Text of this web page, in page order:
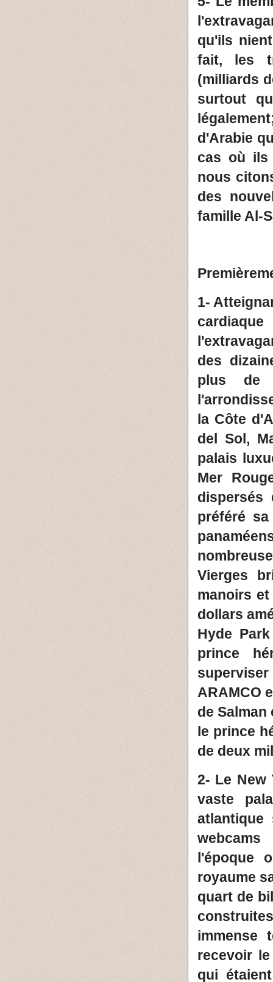
qu'ils
fait, les
(milliards
surtout
d'Arabie
cas où ils
nous
des
famille Al-
1-
des
plus de
la Côte
del Sol,
palais
Mer
dispersés
préféré
Vierges
manoirs
dollars
Hyde
prince
ARAMCO
de
le prince
de deux
2- Le New
vaste
l'époque
royaume
quart de
immense
recevoir
qui